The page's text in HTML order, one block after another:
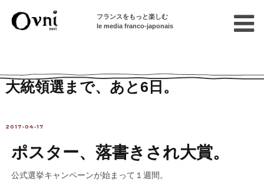
フランスをもっと楽しむ
le media franco-japonais
大統領選まで、あと6日。
2017-04-17
ポスター、落書きされ大賞。
公式選挙キャンペーンが始まって１週間。